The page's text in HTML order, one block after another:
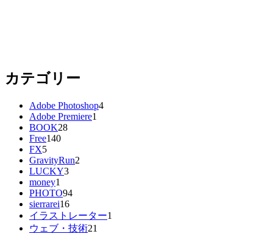
カテゴリー
Adobe Photoshop4
Adobe Premiere1
BOOK28
Free140
FX5
GravityRun2
LUCKY3
money1
PHOTO94
sierrarei16
イラストレーター1
ウェブ・技術21